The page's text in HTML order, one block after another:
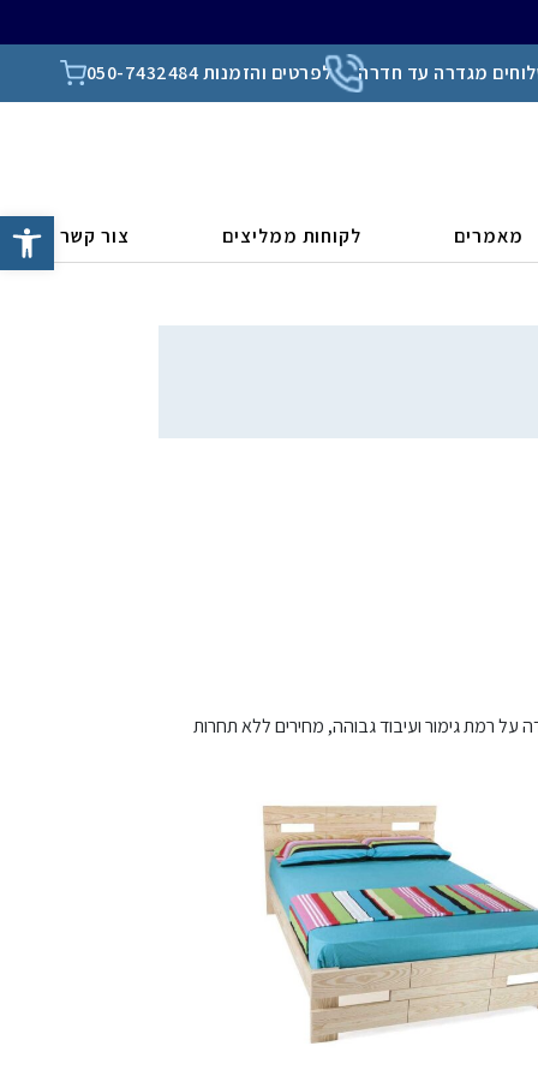
פתח
מגדרה עד חדרה לפרטים והזמנות 050-7432484
מאמרים לקוחות ממליצים צור קשר
רמת גימור ועיבוד גבוהה, מחירים ללא תחרות